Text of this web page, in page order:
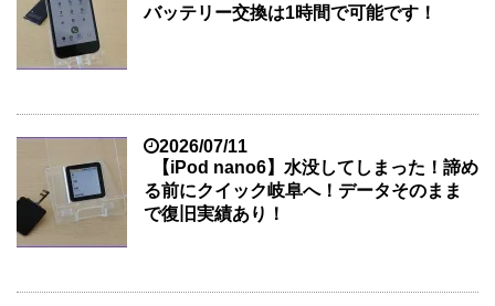
バッテリー交換は1時間で可能です！
2026/07/11
【iPod nano6】水没してしまった！諦め
る前にクイック岐阜へ！データそのまま
で復旧実績あり！